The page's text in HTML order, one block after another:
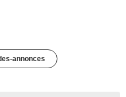
annonces